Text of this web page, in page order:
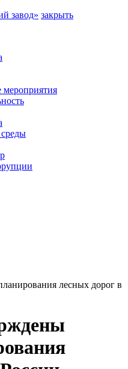
закрыть
лесных дорог в